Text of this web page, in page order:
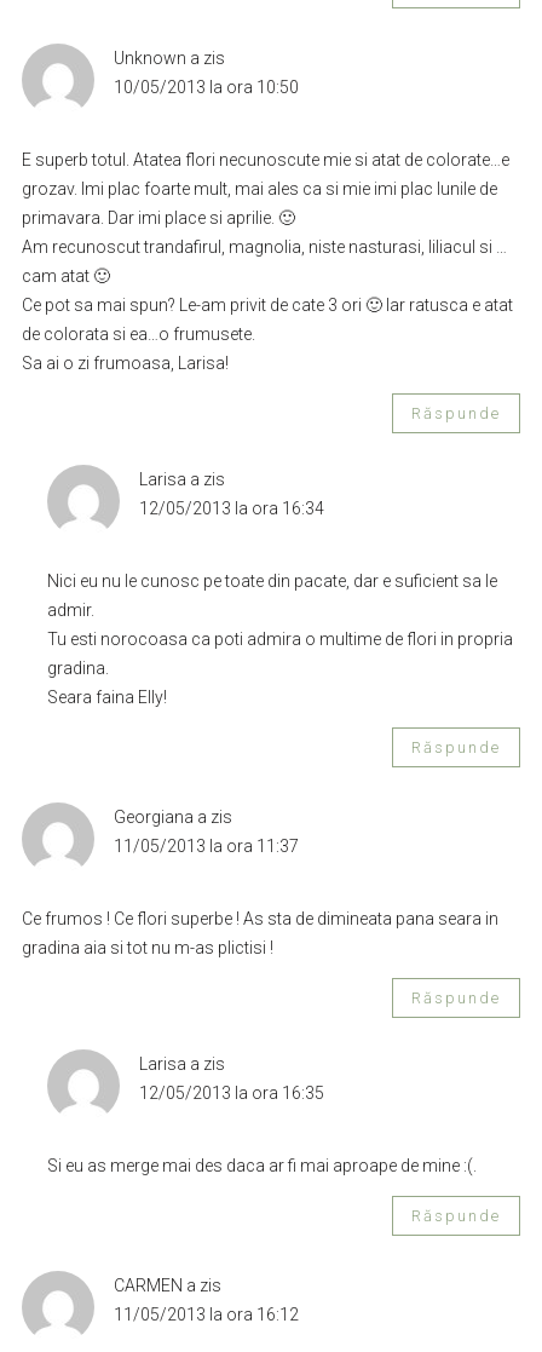
Unknown a zis
10/05/2013 la ora 10:50
E superb totul. Atatea flori necunoscute mie si atat de colorate…e
grozav. Imi plac foarte mult, mai ales ca si mie imi plac lunile de
primavara. Dar imi place si aprilie. 🙂
Am recunoscut trandafirul, magnolia, niste nasturasi, liliacul si …
cam atat 🙂
Ce pot sa mai spun? Le-am privit de cate 3 ori 🙂 Iar ratusca e atat
de colorata si ea…o frumusete.
Sa ai o zi frumoasa, Larisa!
Răspunde
Larisa a zis
12/05/2013 la ora 16:34
Nici eu nu le cunosc pe toate din pacate, dar e suficient sa le
admir.
Tu esti norocoasa ca poti admira o multime de flori in propria
gradina.
Seara faina Elly!
Răspunde
Georgiana a zis
11/05/2013 la ora 11:37
Ce frumos ! Ce flori superbe ! As sta de dimineata pana seara in
gradina aia si tot nu m-as plictisi !
Răspunde
Larisa a zis
12/05/2013 la ora 16:35
Si eu as merge mai des daca ar fi mai aproape de mine :(.
Răspunde
CARMEN a zis
11/05/2013 la ora 16:12